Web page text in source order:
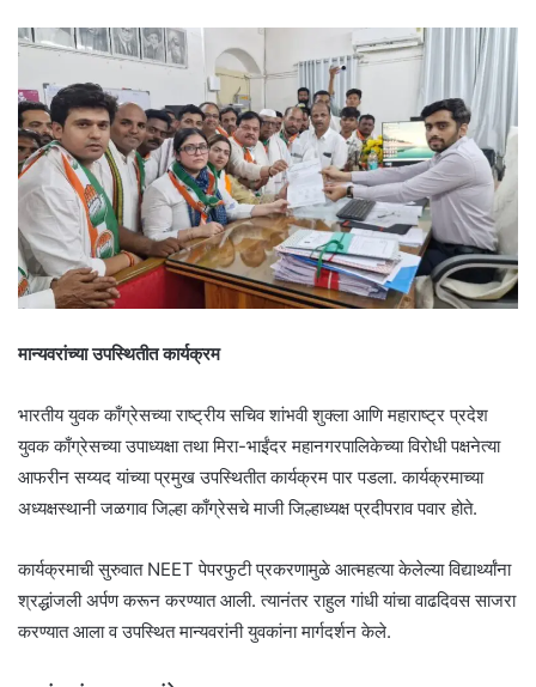
मान्यवरांच्या उपस्थितीत कार्यक्रम
भारतीय युवक काँग्रेसच्या राष्ट्रीय सचिव शांभवी शुक्ला आणि महाराष्ट्र प्रदेश
युवक काँग्रेसच्या उपाध्यक्षा तथा मिरा-भाईंदर महानगरपालिकेच्या विरोधी पक्षनेत्या
आफरीन सय्यद यांच्या प्रमुख उपस्थितीत कार्यक्रम पार पडला. कार्यक्रमाच्या
अध्यक्षस्थानी जळगाव जिल्हा काँग्रेसचे माजी जिल्हाध्यक्ष प्रदीपराव पवार होते.
कार्यक्रमाची सुरुवात NEET पेपरफुटी प्रकरणामुळे आत्महत्या केलेल्या विद्यार्थ्यांना
श्रद्धांजली अर्पण करून करण्यात आली. त्यानंतर राहुल गांधी यांचा वाढदिवस साजरा
करण्यात आला व उपस्थित मान्यवरांनी युवकांना मार्गदर्शन केले.